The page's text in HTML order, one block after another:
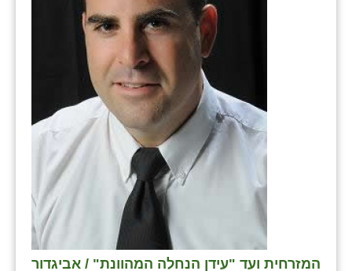
המזרחית ועד "עידן הנחלה המהוונת" / אביגדור